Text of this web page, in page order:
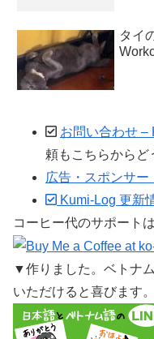
タイ
お問い合わせ –
頼もこちらからど
広告・スポンサー
Kumi-Log 更新
コーヒー代のサポート
▼作りました。ベトナ
いただけると喜びます。